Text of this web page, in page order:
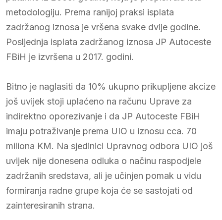
metodologiju. Prema ranijoj praksi isplata
zadržanog iznosa je vršena svake dvije godine.
Posljednja isplata zadržanog iznosa JP Autoceste
FBiH je izvršena u 2017. godini.
Bitno je naglasiti da 10% ukupno prikupljene akcize
još uvijek stoji uplaćeno na računu Uprave za
indirektno oporezivanje i da JP Autoceste FBiH
imaju potraživanje prema UIO u iznosu cca. 70
miliona KM. Na sjedinici Upravnog odbora UIO još
uvijek nije donesena odluka o načinu raspodjele
zadržanih sredstava, ali je učinjen pomak u vidu
formiranja radne grupe koja će se sastojati od
zainteresiranih strana.